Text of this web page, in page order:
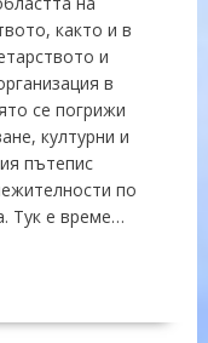
както и в
и
в
се погрижи
културни и
пътепис
по
Тук е време…